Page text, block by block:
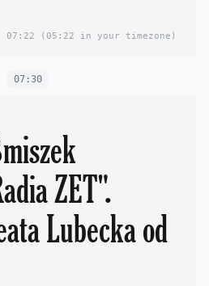
07:22 (05:22 in your timezone)
07:30
ZET".
Lubecka od